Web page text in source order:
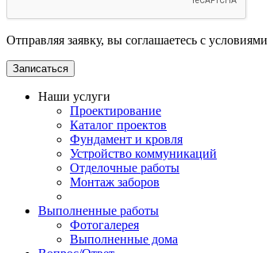
Отправляя заявку, вы соглашаетесь с
Наши услуги
Проектирование
Каталог проектов
Фундамент и кровля
Устройство коммуникаций
Отделочные работы
Монтаж заборов
Выполненные работы
Фотогалерея
Выполненные дома